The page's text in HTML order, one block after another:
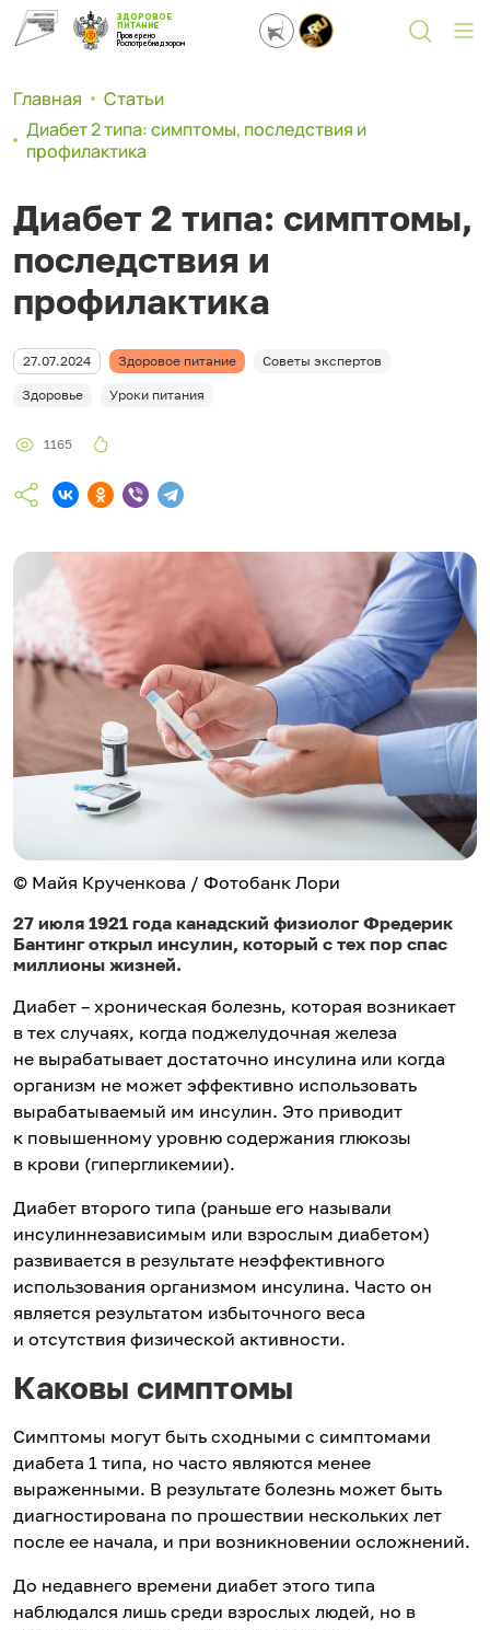
ЗДОРОВОЕ
ПИТАНИЕ
Проверено
Роспотребнадзором
Главная
Статьи
Диабет 2 типа: симптомы, последствия и
профилактика
Диабет 2 типа: симптомы,
последствия и
профилактика
27.07.2024 Здоровое питание Советы экспертов
Здоровье Уроки питания
1165
© Майя Крученкова / Фотобанк Лори
27 июля 1921 года канадский физиолог Фредерик
Бантинг открыл инсулин, который с тех пор спас
миллионы жизней.
Диабет – хроническая болезнь, которая возникает
в тех случаях, когда поджелудочная железа
не вырабатывает достаточно инсулина или когда
организм не может эффективно использовать
вырабатываемый им инсулин. Это приводит
к повышенному уровню содержания глюкозы
в крови (гипергликемии).
Диабет второго типа (раньше его называли
инсулиннезависимым или взрослым диабетом)
развивается в результате неэффективного
использования организмом инсулина. Часто он
является результатом избыточного веса
и отсутствия физической активности.
Каковы симптомы
Симптомы могут быть сходными с симптомами
диабета 1 типа, но часто являются менее
выраженными. В результате болезнь может быть
диагностирована по прошествии нескольких лет
после ее начала, и при возникновении осложнений.
До недавнего времени диабет этого типа
наблюдался лишь среди взрослых людей, но в